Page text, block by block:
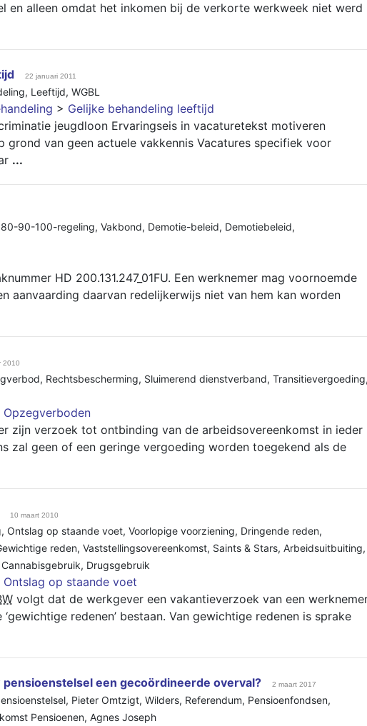
en alleen omdat het inkomen bij de verkorte werkweek niet werd
22 januari 2011
, Leeftijd, WGBL
> Gelijke behandeling leeftijd
jeugdloon Ervaringseis in vacaturetekst motiveren
grond van geen actuele vakkennis Vacatures specifiek voor
...
80-90-100-regeling, Vakbond, Demotie-beleid, Demotiebeleid,
HD 200.131.247_01FU. Een werknemer mag voornoemde
aanvaarding daarvan redelijkerwijs niet van hem kan worden
2010
, Rechtsbescherming, Sluimerend dienstverband, Transitievergoeding
Opzegverboden
zijn verzoek tot ontbinding van de arbeidsovereenkomst in ieder
zal geen of een geringe vergoeding worden toegekend als de
10 maart 2010
, Ontslag op staande voet, Voorlopige voorziening, Dringende reden,
reden, Vaststellingsovereenkomst, Saints & Stars, Arbeidsuitbuiting,
Cannabisgebruik, Drugsgebruik
Ontslag op staande voet
volgt dat de werkgever een vakantieverzoek van een
redenen’ bestaan. Van gewichtige redenen is sprake
pensioenstelsel een gecoördineerde overval? 2 maart 2017
, Pieter Omtzigt, Wilders, Referendum, Pensioenfondsen,
Pensioenen, Agnes Joseph